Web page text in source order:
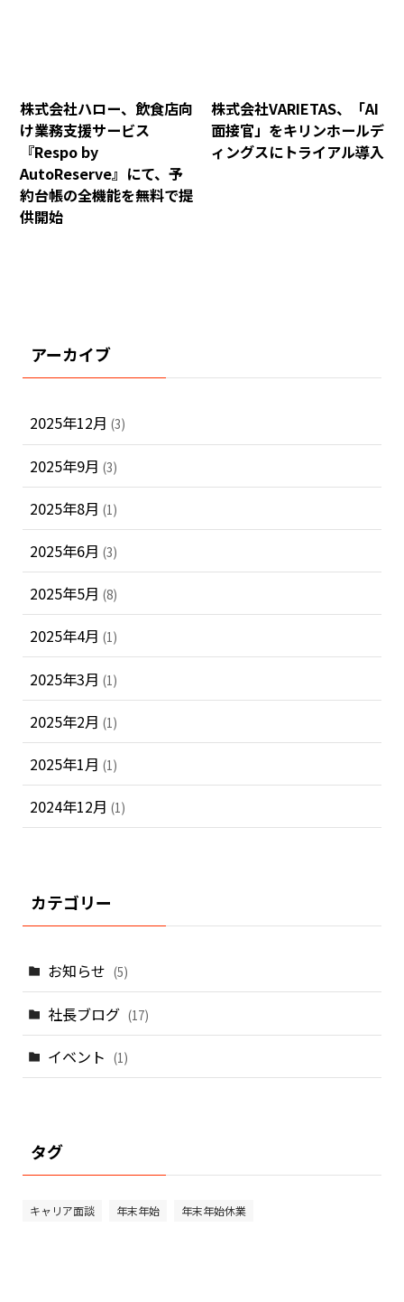
株式会社ハロー、飲食店向
け業務支援サービス
『Respo by
AutoReserve』にて、予
約台帳の全機能を無料で提
供開始
株式会社VARIETAS、「AI
面接官」をキリンホールデ
ィングスにトライアル導入
アーカイブ
2025年12月 (3)
2025年9月 (3)
2025年8月 (1)
2025年6月 (3)
2025年5月 (8)
2025年4月 (1)
2025年3月 (1)
2025年2月 (1)
2025年1月 (1)
2024年12月 (1)
カテゴリー
お知らせ (5)
社長ブログ (17)
イベント (1)
タグ
キャリア面談 年末年始 年末年始休業